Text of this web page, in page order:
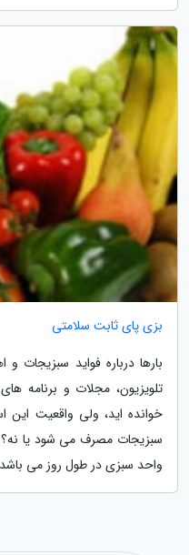
بزی پای ثابت سلامتی
بارها درباره فواید سبزیجات
تلویزیون، مجلات و برنامه
خوانده اید، ولی واقعیت این
واحد سبزی در طول روز می